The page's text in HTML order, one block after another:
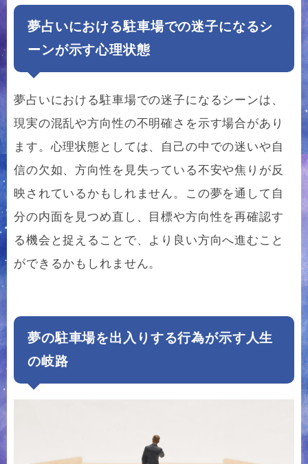
夢占いにおける駐車場での迷子になるシ
ーンが示す心理状態
夢占いにおける駐車場での迷子になるシーンは、
現実の混乱や方向性の不明確さを示す場合があり
ます。心理状態としては、自己の中での迷いや自
信の欠如、方向性を見失っている不安や焦りが反
映されているかもしれません。この夢を通して自
分の内面を見つめ直し、目標や方向性を再確認す
る機会と捉えることで、より良い方向へ進むこと
ができるかもしれません。
夢の駐車場を出入りする行為が示す人生
の岐路